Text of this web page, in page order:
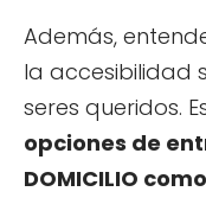
Además,
la accesibilidad
seres queridos.
opciones de
DOMICILIO